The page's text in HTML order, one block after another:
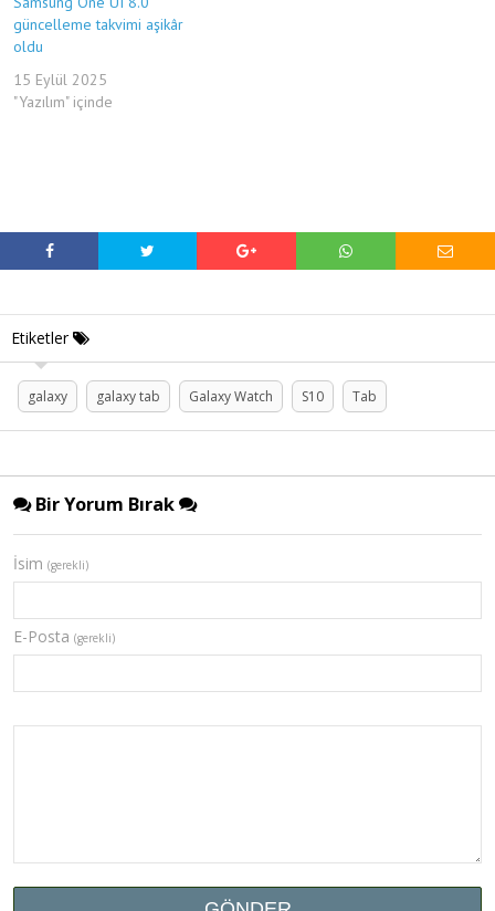
güncelleme takvimi aşikâr
oldu
15 Eylül 2025
"Yazılım" içinde
Etiketler
galaxy galaxy tab Galaxy Watch S10 Tab
Bir Yorum Bırak
İsim (gerekli)
E-Posta (gerekli)